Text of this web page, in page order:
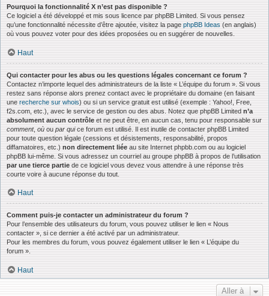
Pourquoi la fonctionnalité X n’est pas disponible ?
Ce logiciel a été développé et mis sous licence par phpBB Limited. Si vous pensez
qu’une fonctionnalité nécessite d’être ajoutée, visitez la page phpBB Ideas (en anglais)
où vous pouvez voter pour des idées proposées ou en suggérer de nouvelles.
Haut
Qui contacter pour les abus ou les questions légales concernant ce forum ?
Contactez n’importe lequel des administrateurs de la liste « L’équipe du forum ». Si vous
restez sans réponse alors prenez contact avec le propriétaire du domaine (en faisant
une recherche sur whois) ou si un service gratuit est utilisé (exemple : Yahoo!, Free,
f2s.com, etc.), avec le service de gestion ou des abus. Notez que phpBB Limited n’a
absolument aucun contrôle et ne peut être, en aucun cas, tenu pour responsable sur
comment, où ou par quice forum est utilisé. Il est inutile de contacter phpBB Limited
pour toute question légale (cessions et désistements, responsabilité, propos
diffamatoires, etc.) non directement liée au site Internet phpbb.com ou au logiciel
phpBB lui-même. Si vous adressez un courriel au groupe phpBB à propos de l’utilisation
par une tierce partie de ce logiciel vous devez vous attendre à une réponse très
courte voire à aucune réponse du tout.
Haut
Comment puis-je contacter un administrateur du forum ?
Pour l’ensemble des utilisateurs du forum, vous pouvez utiliser le lien « Nous
contacter », si ce dernier a été activé par un administrateur.
Pour les membres du forum, vous pouvez également utiliser le lien « L’équipe du
forum ».
Haut
Aller à